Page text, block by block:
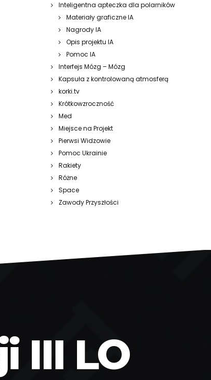
Inteligentna apteczka dla polarników
Materiały graficzne IA
Nagrody IA
Opis projektu IA
Pomoc IA
Interfejs Mózg – Mózg
Kapsuła z kontrolowaną atmosferą
korki.tv
Krótkowzroczność
Med
Miejsce na Projekt
Pierwsi Widzowie
Pomoc Ukrainie
Rakiety
Różne
Space
Zawody Przyszłości
III LO